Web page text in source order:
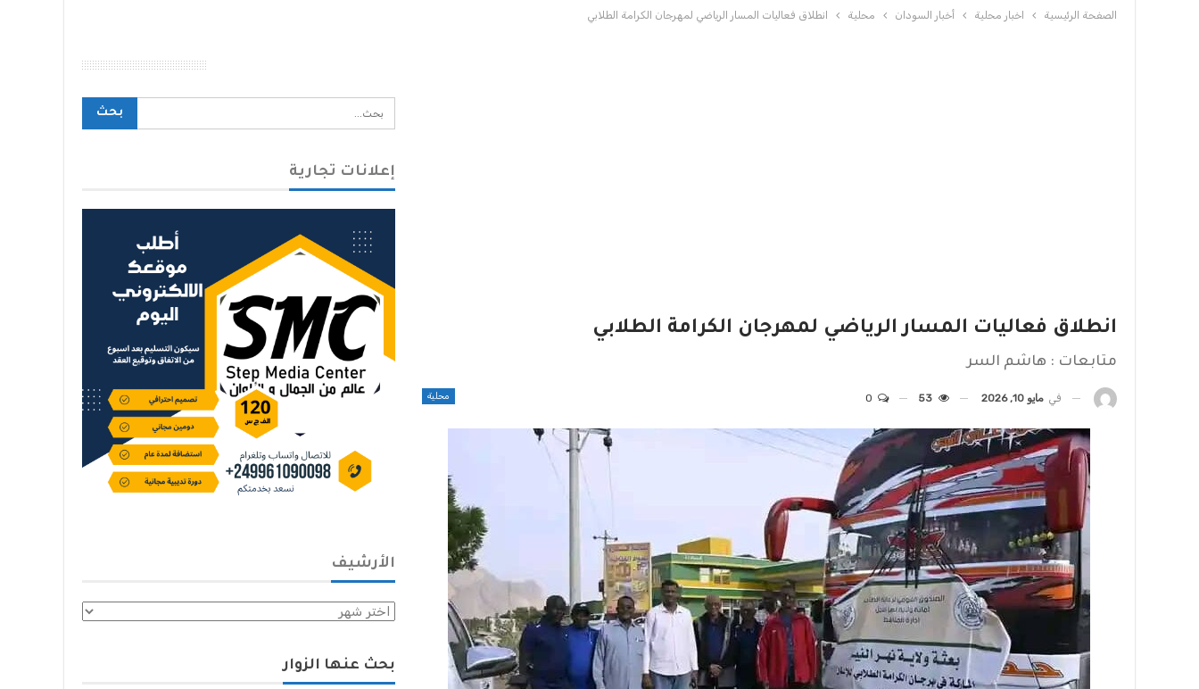
الصفحة الرئيسية اخبار محلية أخبار السودان محلية انطلاق فعاليات المسار الرياضي لمهرجان الكرامة الطلابي
انطلاق فعاليات المسار الرياضي لمهرجان الكرامة الطلابي
متابعات : هاشم السر
محلية في مايو 10, 2026 53
إعلانات تجارية
الأرشيف
الأرشيف
بحث عنها الزوار